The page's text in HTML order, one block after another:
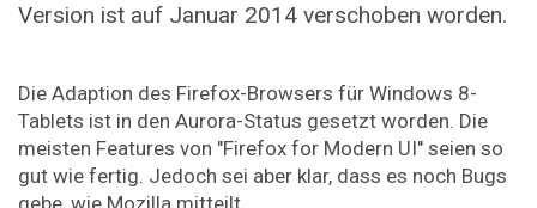
Version ist auf Januar 2014 verschoben worden.
Die Adaption des Firefox-Browsers für Windows 8-
Tablets ist in den Aurora-Status gesetzt worden. Die
meisten Features von "Firefox for Modern UI" seien so
gut wie fertig. Jedoch sei aber klar, dass es noch Bugs
gebe, wie Mozilla mitteilt.